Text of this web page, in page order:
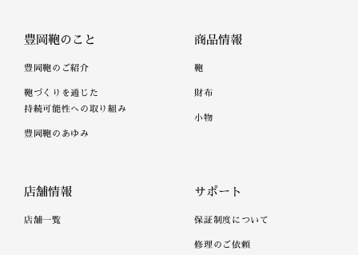
豊岡鞄のこと
豊岡鞄のご紹介
鞄づくりを通じた
持続可能性への取り組み
豊岡鞄のあゆみ
商品情報
鞄
財布
小物
店舗情報
店舗一覧
サポート
保証制度について
修理のご依頼